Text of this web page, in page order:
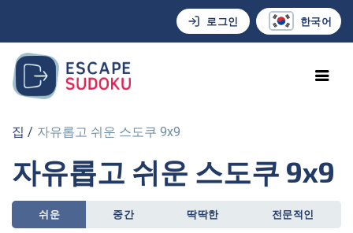
로그인 한국어
집 자유롭고 쉬운 스도쿠 9x9
자유롭고 쉬운 스도쿠 9x9
쉬운 중간 딱딱한 전문적인